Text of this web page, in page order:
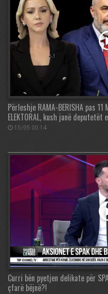
Përleshje RAMA-BERISHA pas
ELEKTORAL, kush janë deputetët
15/05 00:14
Curri bën pyetjen delikate për
çfarë bëjnë?!